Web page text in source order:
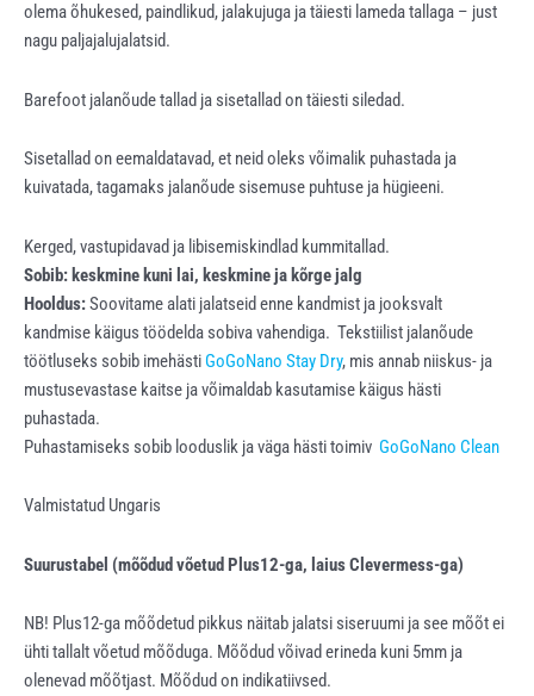
olema õhukesed, paindlikud, jalakujuga ja täiesti lameda tallaga – just
nagu paljajalujalatsid.
Barefoot jalanõude tallad ja sisetallad on täiesti siledad.
Sisetallad on eemaldatavad, et neid oleks võimalik puhastada ja
kuivatada, tagamaks jalanõude sisemuse puhtuse ja hügieeni.
Kerged, vastupidavad ja libisemiskindlad kummitallad.
Sobib: keskmine kuni lai, keskmine ja kõrge jalg
Hooldus:Soovitame alati jalatseid enne kandmist ja jooksvalt
kandmise käigus töödelda sobiva vahendiga. Tekstiilist jalanõude
töötluseks sobib imehästiGoGoNano Stay Dry, mis annab niiskus- ja
mustusevastase kaitse ja võimaldab kasutamise käigus hästi
puhastada.
Puhastamiseks sobib looduslik ja väga hästi toimiv GoGoNano Clean
Valmistatud Ungaris
Suurustabel (mõõdud võetud Plus12-ga, laius Clevermess-ga)
NB! Plus12-ga mõõdetud pikkus näitab jalatsi siseruumi ja see mõõt ei
ühti tallalt võetud mõõduga. Mõõdud võivad erineda kuni 5mm ja
olenevad mõõtjast. Mõõdud on indikatiivsed.